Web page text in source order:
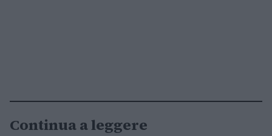
Continua a leggere